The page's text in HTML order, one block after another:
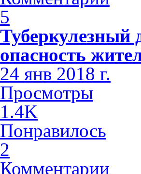
5
Туберкулезный
опасность
24 янв 2018 г.
Просмотры
1.4K
Понравилось
2
Комментарии